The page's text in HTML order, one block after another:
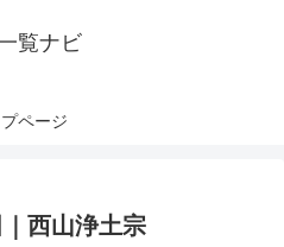
覧ナビ
プページ
西山浄土宗